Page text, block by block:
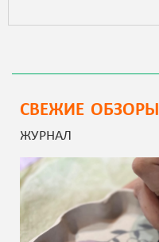
СВЕЖИЕ ОБЗОРЫ
ЖУРНАЛ